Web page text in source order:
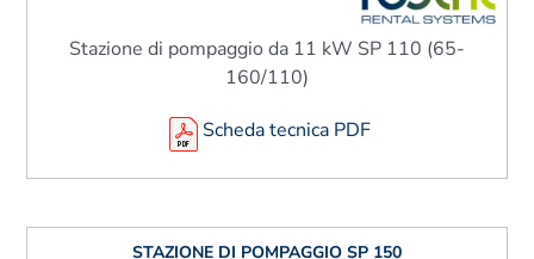
Stazione di pompaggio da 11 kW SP 110 (65-
160/110)
Scheda tecnica PDF
STAZIONE DI POMPAGGIO SP 150